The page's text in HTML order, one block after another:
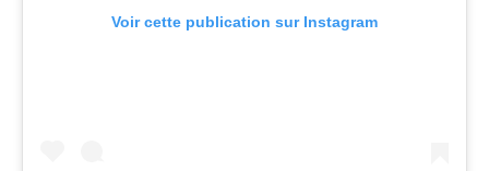
Voir cette publication sur Instagram